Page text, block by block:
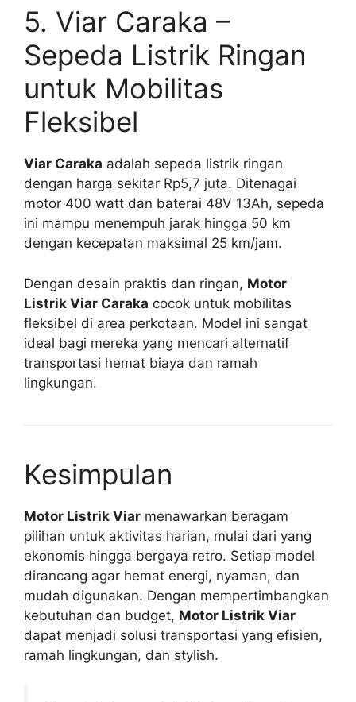
5. Viar Caraka –
Sepeda Listrik Ringan
untuk Mobilitas
Fleksibel
Viar Caraka adalah sepeda listrik ringan
dengan harga sekitar Rp5,7 juta. Ditenagai
motor 400 watt dan baterai 48V 13Ah, sepeda
ini mampu menempuh jarak hingga 50 km
dengan kecepatan maksimal 25 km/jam.
Dengan desain praktis dan ringan, Motor
Listrik Viar Caraka cocok untuk mobilitas
fleksibel di area perkotaan. Model ini sangat
ideal bagi mereka yang mencari alternatif
transportasi hemat biaya dan ramah
lingkungan.
Kesimpulan
Motor Listrik Viar menawarkan beragam
pilihan untuk aktivitas harian, mulai dari yang
ekonomis hingga bergaya retro. Setiap model
dirancang agar hemat energi, nyaman, dan
mudah digunakan. Dengan mempertimbangkan
kebutuhan dan budget, Motor Listrik Viar
dapat menjadi solusi transportasi yang efisien,
ramah lingkungan, dan stylish.